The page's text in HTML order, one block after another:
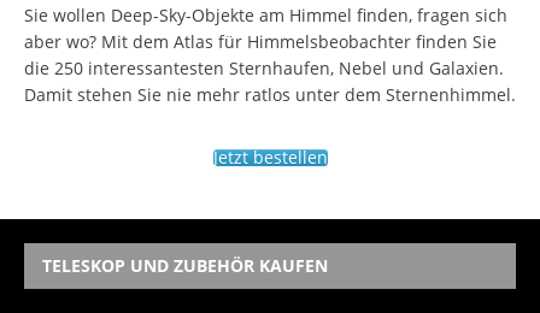
Sie wollen Deep-Sky-Objekte am Himmel finden, fragen sich
aber wo? Mit dem Atlas für Himmelsbeobachter finden Sie
die 250 interessantesten Sternhaufen, Nebel und Galaxien.
Damit stehen Sie nie mehr ratlos unter dem Sternenhimmel.
Jetzt bestellen
TELESKOP UND ZUBEHÖR KAUFEN